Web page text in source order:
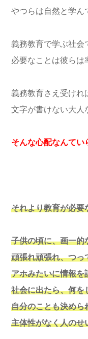
やつらは自然と学ん
義務教育で学ぶ社会
必要なことは彼らは
義務教育さえ受けれ
文字が書けない大人
そんな心配なんてい
それより教育が必要
子供の頃に、画一的
頑張れ頑張れ、つっ
アホみたいに情報を
社会に出たら、何を
自分のことも決めら
主体性がなく人のせ